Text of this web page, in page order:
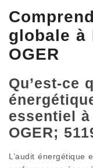
globale à
OGER
Qu’est-ce
essentiel à
OGER;
L’audit énergétique